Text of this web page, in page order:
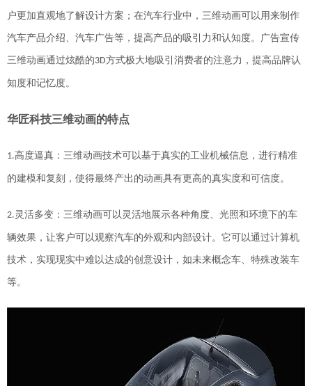
户更加直观地了解设计方案；在汽车行业中，三维动画可以用来制作
汽车产品介绍、汽车广告等，提高产品的吸引力和认知度。 广告宣传
三维动画通过炫酷的3D方式极大地吸引消费者的注意力，提高品牌认
知度和记忆度。
华匠科技三维动画的特点
1.高度逼真：三维动画技术可以基于真实的工业机械信息，进行精准
的建模和复刻，使得最终产出的动画具有更高的真实度和可信度。
2. 灵活多变：三维动画可以灵活地展示各种角度、光照和环境下的车
辆效果，让客户可以观察汽车的外观和内部设计。它可以通过计算机
技术，实现现实中难以达成的创意设计，如未来概念车、特殊改装车
等。